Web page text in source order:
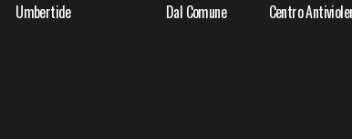
Umbertide
Dal Comune
Centro